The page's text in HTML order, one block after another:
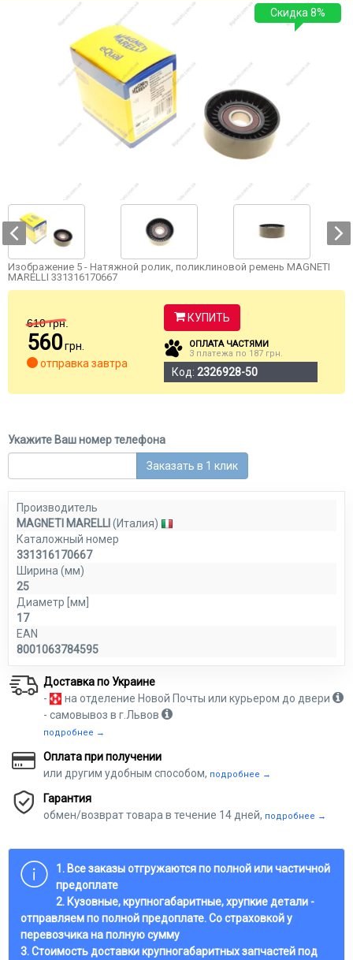
Скидка 8%
Изображение 5 - Натяжной ролик, поликлиновой ремень MAGNETI
MARELLI 331316170667
610 грн.
560грн.
отправка завтра
КУПИТЬ
ОПЛАТА ЧАСТЯМИ
3 платежа по 187 грн.
Код: 2326928-50
Укажите Ваш номер телефона
Заказать в 1 клик
Производитель
MAGNETI MARELLI(Италия)
Каталожный номер
331316170667
Ширина (мм)
25
Диаметр [мм]
17
EAN
8001063784595
Доставка по Украине
-
на отделение Новой Почты или курьером до двери
- самовывоз в г.Львов
подробнее →
Оплата при получении
или другим удобным способом, подробнее →
Гарантия
обмен/возврат товара в течение 14 дней, подробнее →
1. Все заказы отгружаются по полной или частичной
предоплате
2. Кузовные, крупногабаритные, хрупкие детали -
отправляем по полной предоплате. Со страховкой у
перевозчика на полную сумму
3. Стоимость доставки крупногабаритных запчастей под